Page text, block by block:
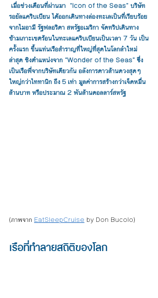
เมื่อช่วงเดือนที่ผ่านมา  “Icon of the Seas” บริษัท
รอยัลแคริบเบียน ได้ออกเดินทางล่องทะเลเป็นที่เรียบร้อย
จากไมอามี รัฐฟลอริดา สหรัฐอเมริกา จัดทริปเดินทาง
ข้ามเกาะเขตร้อนในทะเลแคริบเบียนเป็นเวลา 7 วัน เป็น
ครั้งแรก ขึ้นแท่นเรือสำราญที่ใหญ่ที่สุดในโลกลำใหม่
ล่าสุด ชิงตำแหน่งจาก “Wonder of the Seas” ซึ่ง
เป็นเรือพี่จากบริษัทเดียวกัน อลังการดาวล้านดวงสุดๆ
ใหญ่กว่าไททานิก ถึง 5 เท่า มูลค่าการสร้างกว่าเจ็ดหมื่น
ล้านบาท หรือประมาณ 2 พันล้านดอลลาร์สหรัฐ
(ภาพจาก EatSleepCruise by Don Bucolo)
เรือที่ทำลายสถิติของโลก